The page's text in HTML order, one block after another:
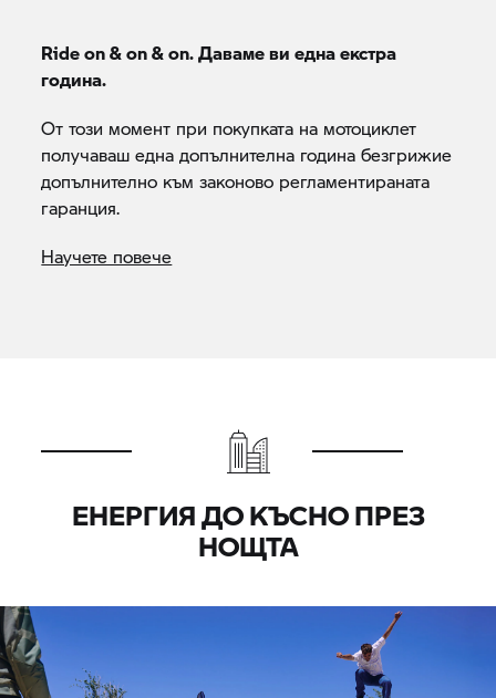
Ride on & on & on. Даваме ви една екстра
година.
От този момент при покупката на мотоциклет
получаваш една допълнителна година безгрижие
допълнително към законово регламентираната
гаранция.
Научете повече
ЕНЕРГИЯ ДО КЪСНО ПРЕЗ
НОЩТА